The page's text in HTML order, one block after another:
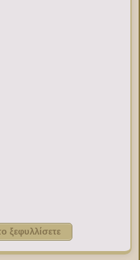
ξεφυλλίσετε